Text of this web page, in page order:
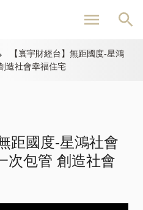
內
容
【寰宇財經台】無距國度-星鴻
造社會幸福住宅
距國度-星鴻社會
次包管 創造社會